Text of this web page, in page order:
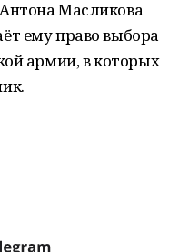
Масликова
ему право выбора
армии, в которых